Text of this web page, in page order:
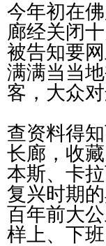
今年初在
廊经关闭
被告知要
满满当当
客，大众
查资料得
长廊，收
本斯、卡
复兴时期
百年前大
样上、下班